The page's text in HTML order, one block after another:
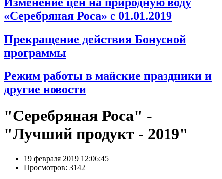
«Серебряная Роса» с 01.01.2019
Прекращение действия Бонусной
программы
Режим работы в майские праздники и
другие новости
"Серебряная Роса" -
"Лучший продукт - 2019"
19 февраля 2019 12:06:45
Просмотров: 3142